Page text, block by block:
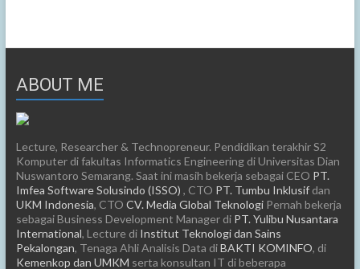
ABOUT ME
Lecture, Researcher & Technopreneur. Pendidikan terakhir S2
Komputer di fakultas Informatics Engineering di Universitas Dian
Nuswantoro Semarang. Saat ini masih bekerja sebagai CEO PT.
Imfea Software Solusindo (ISSO) , CTO PT. Tumbu Inklusifdan
UKM Indonesia, CTO CV. Media Global TeknologiPernah bekerja
sebagai Business Development Manager di PT. Yulibu Nusantara
International, Lecture di Institut Teknologi dan Sains
Pekalongan, Tenaga Ahli Analisis Data diBAKTI KOMINFO, di
Kemenkop dan UMKM serta konsultan IT di beberapa